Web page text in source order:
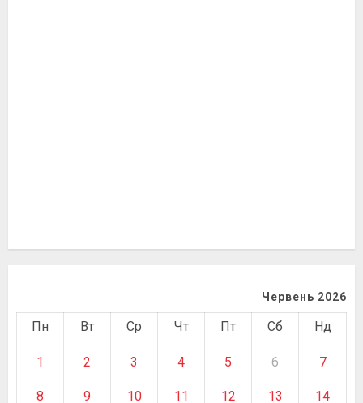
Червень 2026
Пн Вт Ср Чт Пт Сб Нд
1 2 3 4 5 6 7
8 9 10 11 12 13 14